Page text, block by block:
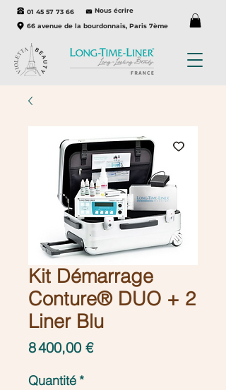
01 45 57 73 66 Nous écrire
66 avenue de la bourdonnais, Paris 7ème
Kit Démarrage
Conture® DUO + 2
Liner Blu
8 400,00 €Prix
Quantité*